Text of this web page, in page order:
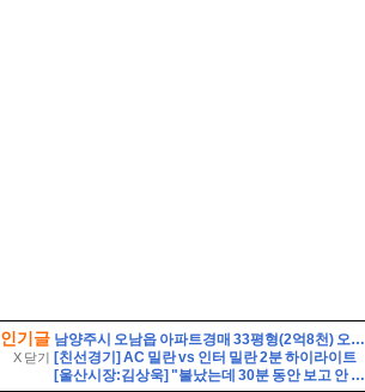
인기글
X 닫기
남양주시 오남읍 아파트경매 33평형(2억8천) 오남체육공원인근 오남아이파크 9층 유찰1회 남양주오남아이파크아파트 부동산경매 매매
[친선경기] AC 밀란 vs 인터 밀란 2분 하이라이트
[울산시장:김상욱] "불났는데 30분 동안 보고 안 해?" 김상욱 호통에 얼어붙은 회의장